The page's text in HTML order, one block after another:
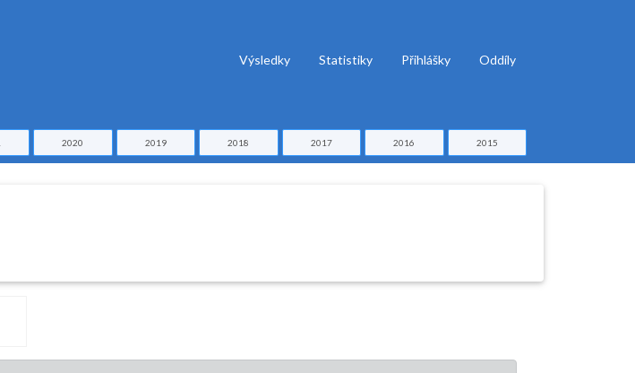
Výsledky Statistiky Přihlášky Oddíly
2020 2019 2018 2017 2016 2015